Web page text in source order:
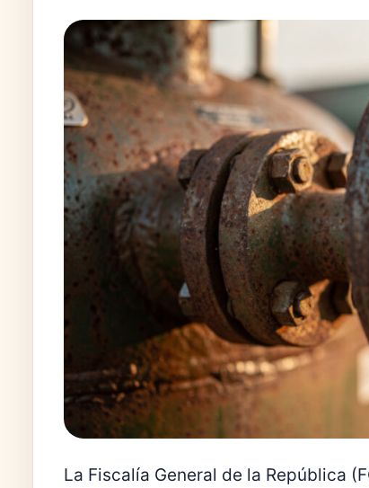
La Fiscalía General de la República